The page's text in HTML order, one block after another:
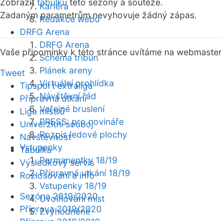
Kariéra
Redakce webu
DRFG Arena
DRFG Arena
Schéma tribun
Plánek areny
Virtuální prohlídka
Návštěvní řád
Veřejné bruslení
PRESS: pro novináře
Rozpis ledové plochy
Vstupenky
Permanentky 18/19
Přípravná utkání 18/19
Vstupenky 18/19
Uvolňování míst
Zvýhodněné
Zobrazit tabulku této sezóny a soutěže.
Zadaným parametrům nevyhovuje žádný zápas.
Vaše připomínky k této stránce uvítáme na webmaster
Tweet
Tipsport extraliga
Přípravná utkání
Liga mistrů
Univerzitní souboj
Návštěvnost
Tabulka
Výsledkový servis
Rozlosování a info
Sezóna 2019/2020
Příprava 2019/2020